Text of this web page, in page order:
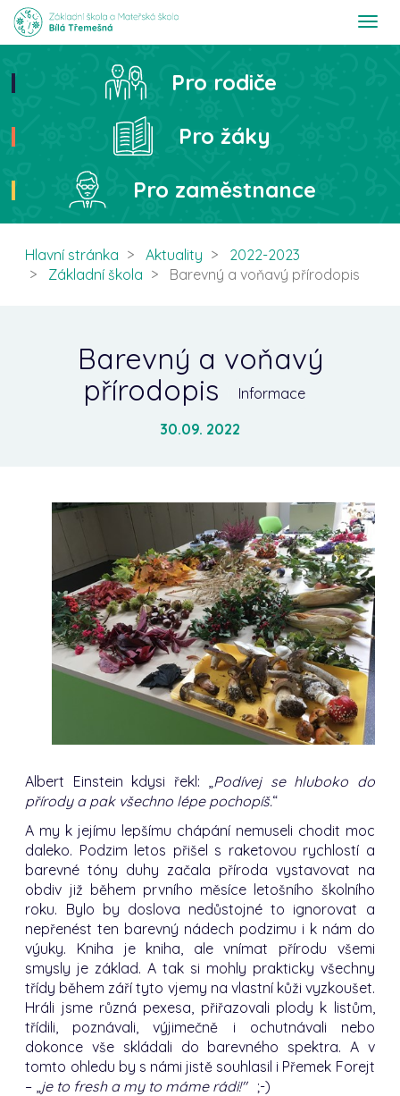
T
t
Hledat
Pro rodiče
Pro žáky
Pro zaměstnance
Hlavní stránka Aktuality
2022-2023
Základní škola
Barevný a voňavý přírodopis
Barevný a voňavý
přírodopis
Informace
30.09. 2022
Albert Einstein kdysi řekl: „ Podívej se hluboko do
přírody a pak všechno lépe pochopíš.“
A my k jejímu lepšímu chápání nemuseli chodit moc
daleko. Podzim letos přišel s raketovou rychlostí a
barevné tóny duhy začala příroda vystavovat na
obdiv již během prvního měsíce letošního školního
roku. Bylo by doslova nedůstojné to ignorovat a
nepřenést ten barevný nádech podzimu i k nám do
výuky. Kniha je kniha, ale vnímat přírodu všemi
smysly je základ. A tak si mohly prakticky všechny
třídy během září tyto vjemy na vlastní kůži vyzkoušet.
Hráli jsme různá pexesa, přiřazovali plody k listům,
třídili, poznávali, výjimečně i ochutnávali nebo
dokonce vše skládali do barevného spektra. A v
tomto ohledu by s námi jistě souhlasil i Přemek Forejt
– „ je to fresh a my to máme rádi!" ;-)